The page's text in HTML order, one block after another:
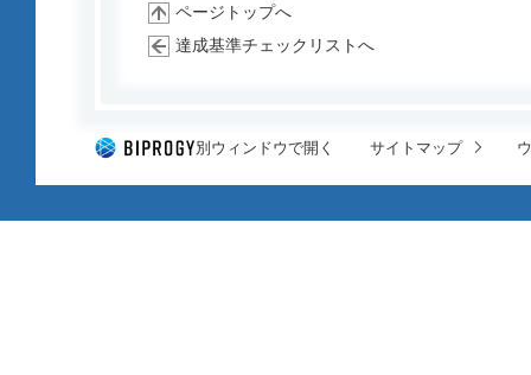
ページトップへ
達成基準チェックリストへ
別ウィンドウで開く サイトマップ